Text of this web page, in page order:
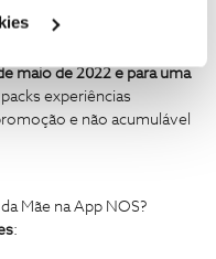
maio de 2022 e para uma
experiências
e não acumulável
Mãe na App NOS?
: